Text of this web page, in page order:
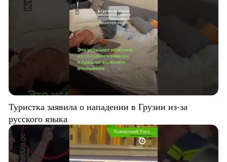
Туристка заявила о нападении в Грузии из-за
русского языка